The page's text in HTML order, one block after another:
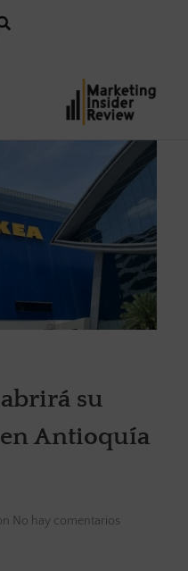
su
Antioquía
No hay comentarios